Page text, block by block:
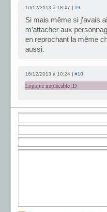
10/12/2013 à 18:47 | #9
Si mais même si j’avais
m’attacher aux
en reprochant la même
aussi.
16/12/2013 à 10:24 | #10
Logique implacable :D